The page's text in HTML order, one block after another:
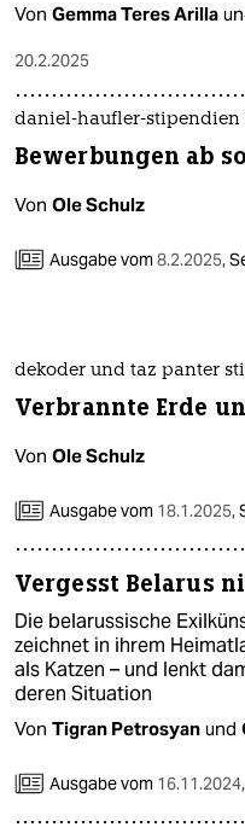
Von Gemma Teres Arilla
20.2.2025
daniel-haufler-stipendien
Bewerbungen ab
Von Ole Schulz
Ausgabe vom8.2.2025,
dekoder und taz panter
Verbrannte Erde
Von Ole Schulz
Ausgabe vom 18.1.2025,
Vergesst Belarus
Die belarussische
zeichnet in ihrem
als Katzen – und lenkt
deren Situation
Von Tigran Petrosyan und
Ausgabe vom 16.11.2024,